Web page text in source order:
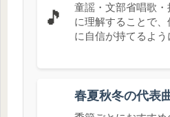
🎵
童謡・文部省唱歌
に理解することで
に自信が持てるよう
春夏秋冬の代表